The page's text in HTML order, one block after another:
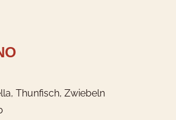
Thunfisch, Zwiebeln